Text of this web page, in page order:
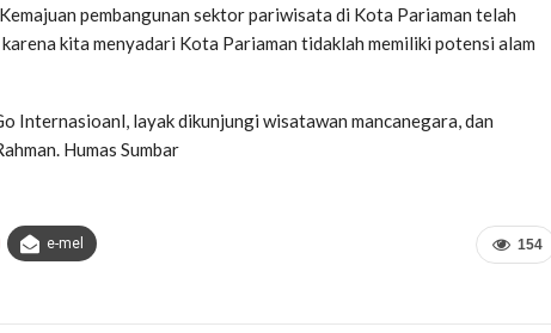
pembangunan sektor pariwisata di Kota Pariaman telah
kita menyadari Kota Pariaman tidaklah memiliki potensi alam
Internasioanl, layak dikunjungi wisatawan mancanegara, dan
Humas Sumbar
154
e-mel